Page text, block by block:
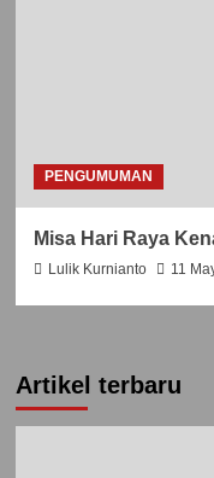
PENGUMUMAN
Misa Hari Raya
Lulik Kurnianto 11
Artikel terbaru